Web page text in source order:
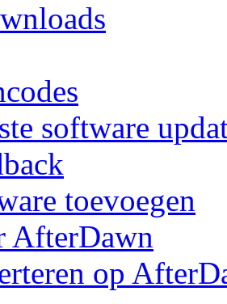
software
toevoegen
AfterDawn
op